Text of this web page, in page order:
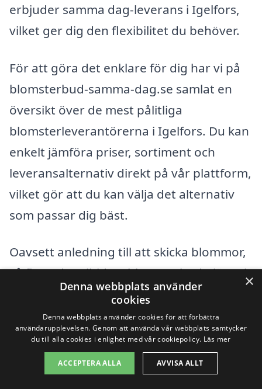
erbjuder samma dag-leverans i Igelfors,
vilket ger dig den flexibilitet du behöver.
För att göra det enklare för dig har vi på
blomsterbud-samma-dag.se samlat en
översikt över de mest pålitliga
blomsterleverantörerna i Igelfors. Du kan
enkelt jämföra priser, sortiment och
leveransalternativ direkt på vår plattform,
vilket gör att du kan välja det alternativ
som passar dig bäst.
Oavsett anledning till att skicka blommor,
så finns det alltid en blomsterbudstjänst i
Igelfors som kan hjälpa dig att sprida
glädje och kärlek. Var kommunikativ om
vad du vill förmedla med din gåva, och låt
blommorna göra jobbet för dig. Genom
att skicka ett blomsterbud visar du
×
Denna webbplats använder
cookies
Denna webbplats använder cookies för att förbättra
användarupplevelsen. Genom att använda vår webbplats samtycker
du till alla cookies i enlighet med vår cookiepolicy. Läs mer
ACCEPTERA ALLA AVVISA ALLT